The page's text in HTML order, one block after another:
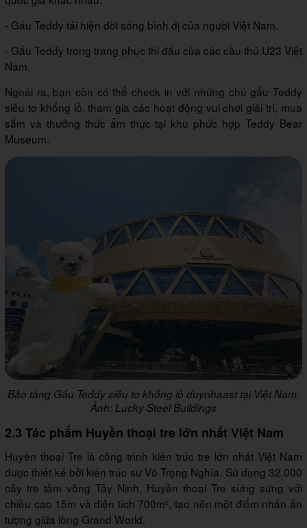
- Gấu Teddy tái hiện đời sống bình dị của người Việt Nam.
- Gấu Teddy trong trang phục thi đấu của các cầu thủ U23 Việt
Nam.
Ngoài ra, bạn còn có thể check in với những chú gấu Teddy
siêu to khổng lồ, tham gia các hoạt động vui chơi giải trí, mua
sắm và thưởng thức ẩm thực tại khu phức hợp Teddy Bear
Museum.
Bảo tàng Gấu Teddy siêu to khổng lồ duynhaast tại Việt Nam.
Ảnh: Lucky Steel Buildings
2.3 Tác phẩm Huyền thoại tre lớn nhất Việt Nam
Huyền thoại Tre là công trình kiến trúc tre lớn nhất Việt Nam
được thiết kế bởi kiến trúc sư Võ Trọng Nghĩa. Sử dụng 32.000
cây tre tầm vông Tây Ninh, Huyền thoại Tre sừng sững với
chiều cao 15m và diện tích 700m², tạo nên một điểm nhấn ấn
tượng giữa lòng Grand World.